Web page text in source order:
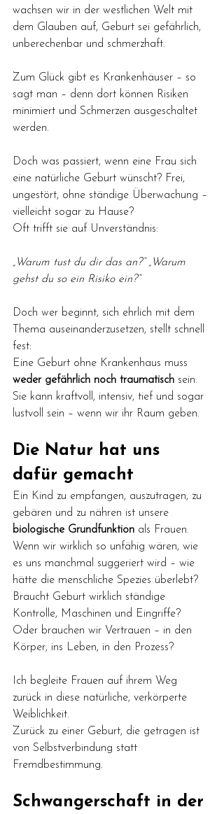
wachsen wir in der westlichen Welt mit
dem Glauben auf, Geburt sei gefährlich,
unberechenbar und schmerzhaft.
Zum Glück gibt es Krankenhäuser – so
sagt man – denn dort können Risiken
minimiert und Schmerzen ausgeschaltet
werden.
Doch was passiert, wenn eine Frau sich
eine natürliche Geburt wünscht? Frei,
ungestört, ohne ständige Überwachung –
vielleicht sogar zu Hause?
Oft trifft sie auf Unverständnis:
„Warum tust du dir das an?“ „Warum
gehst du so ein Risiko ein?“
Doch wer beginnt, sich ehrlich mit dem
Thema auseinanderzusetzen, stellt schnell
fest:
Eine Geburt ohne Krankenhaus muss
weder gefährlich noch traumatisch sein.
Sie kann kraftvoll, intensiv, tief und sogar
lustvoll sein – wenn wir ihr Raum geben.
Die Natur hat uns
dafür gemacht
Ein Kind zu empfangen, auszutragen, zu
gebären und zu nähren ist unsere
biologische Grundfunktion als Frauen.
Wenn wir wirklich so unfähig wären, wie
es uns manchmal suggeriert wird – wie
hätte die menschliche Spezies überlebt?
Braucht Geburt wirklich ständige
Kontrolle, Maschinen und Eingriffe?
Oder brauchen wir Vertrauen – in den
Körper, ins Leben, in den Prozess?
Ich begleite Frauen auf ihrem Weg
zurück in diese natürliche, verkörperte
Weiblichkeit.
Zurück zu einer Geburt, die getragen ist
von Selbstverbindung statt
Fremdbestimmung.
Schwangerschaft in der